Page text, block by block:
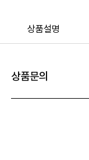
상품설명
상품문의